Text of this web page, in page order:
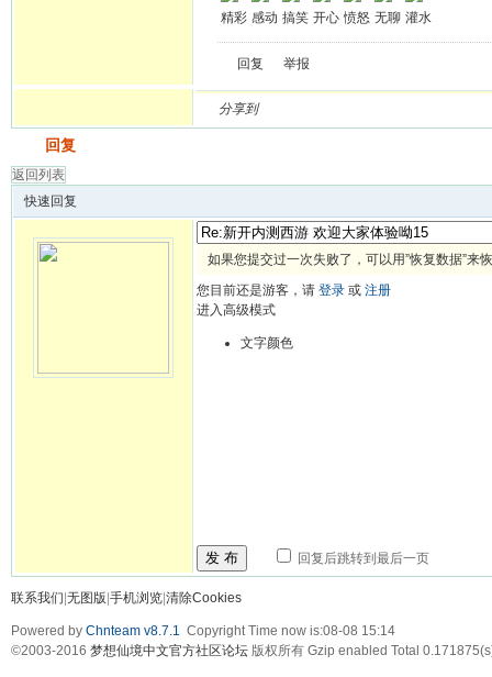
精彩 感动 搞笑 开心 愤怒 无聊 灌水
回复 举报
分享到
回复
返回列表
快速回复
如果您提交过一次失败了，可以用”恢复数据”来
您目前还是游客，请 登录 或 注册
进入高级模式
文字颜色
发 布 回复后跳转到最后一页
联系我们 无图版 手机浏览 清除Cookies
Powered by Chnteam v8.7.1 Copyright Time now is:08-08 15:14
©2003-2016 梦想仙境中文官方社区论坛 版权所有 Gzip enabled Total